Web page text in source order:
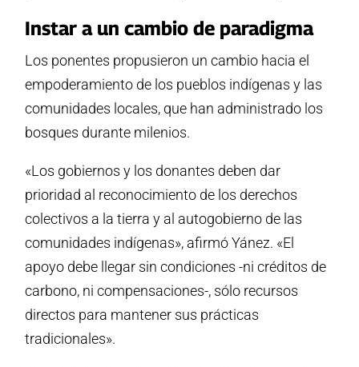
Instar a un cambio de paradigma
Los ponentes propusieron un cambio hacia el
empoderamiento de los pueblos indígenas y las
comunidades locales, que han administrado los
bosques durante milenios.
«Los gobiernos y los donantes deben dar
prioridad al reconocimiento de los derechos
colectivos a la tierra y al autogobierno de las
comunidades indígenas», afirmó Yánez. «El
apoyo debe llegar sin condiciones -ni créditos de
carbono, ni compensaciones-, sólo recursos
directos para mantener sus prácticas
tradicionales».